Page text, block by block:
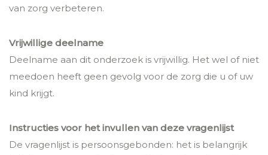
van zorg verbeteren.
Vrijwillige deelname
Deelname aan dit onderzoek is vrijwillig. Het wel of niet
meedoen heeft geen gevolg voor de zorg die u of uw
kind krijgt.
Instructies voor het invullen van deze vragenlijst
De vragenlijst is persoonsgebonden: het is belangrijk